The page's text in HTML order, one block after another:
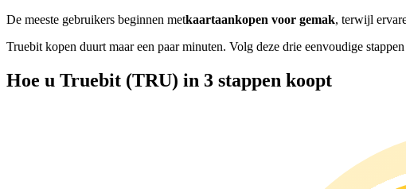
Kopiëren Handel
Sluit je aan bij top traders
De meeste gebruikers beginnen metkaartaankopen voor gemak, terwijl
Truebit kopen duurt maar een paar minuten. Volg deze drie eenvoudige
Hoe u Truebit (TRU) in 3 stappen koopt